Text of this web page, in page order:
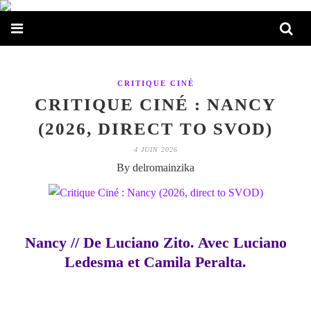
CRITIQUE CINÉ
CRITIQUE CINÉ : NANCY
(2026, DIRECT TO SVOD)
4 JUIN 2026
By delromainzika
Nancy // De Luciano Zito. Avec Luciano
Ledesma et Camila Peralta.